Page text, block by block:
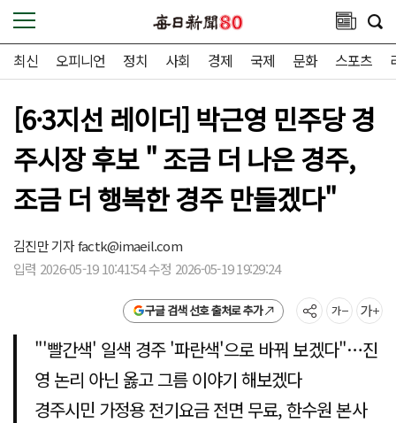
최신 오피니언 정치 사회 경제 국제 문화 스포츠
[6·3지선 레이더] 박근영 민주당 경
주시장 후보 " 조금 더 나은 경주,
조금 더 행복한 경주 만들겠다"
김진만 기자factk@imaeil.com
입력 2026-05-19 10:41:54 수정 2026-05-19 19:29:24
구글 검색 선호 출처로 추가
"'빨간색' 일색 경주 '파란색'으로 바꿔 보겠다"…진
영 논리 아닌 옳고 그름 이야기 해보겠다
경주시민 가정용 전기요금 전면 무료, 한수원 본사